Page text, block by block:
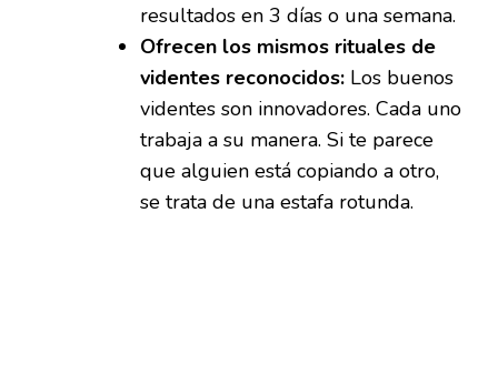
resultados en 3 días o una semana.
Ofrecen los mismos rituales de
videntes reconocidos: Los buenos
videntes son innovadores. Cada uno
trabaja a su manera. Si te parece
que alguien está copiando a otro,
se trata de una estafa rotunda.